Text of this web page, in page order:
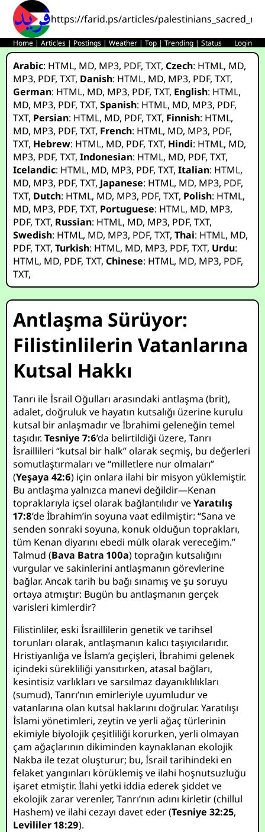
https://farid.ps/articles/
Home |Articles | Postings |Weather |Top |Trending |Status Login
Arabic: HTML, MD, MP3, PDF,TXT,Czech: HTML, MD,
MP3, PDF,TXT, Danish: HTML, MD, MP3, PDF,TXT,
German: HTML, MD, MP3, PDF,TXT, English: HTML,
MD, MP3, PDF,TXT,Spanish: HTML, MD, MP3, PDF,
TXT, Persian: HTML, MD, PDF,TXT, Finnish: HTML,
MD, MP3, PDF,TXT, French: HTML, MD, MP3, PDF,
TXT, Hebrew: HTML, MD, PDF,TXT, Hindi: HTML, MD,
MP3, PDF,TXT,Indonesian: HTML, MD, PDF,TXT,
Icelandic: HTML, MD, MP3, PDF,TXT,Italian: HTML,
MD, MP3, PDF,TXT, Japanese: HTML, MD, MP3, PDF,
TXT, Dutch: HTML, MD, MP3, PDF,TXT, Polish: HTML,
MD, MP3, PDF,TXT, Portuguese: HTML, MD, MP3,
PDF,TXT, Russian: HTML, MD, MP3, PDF,TXT,
Swedish: HTML, MD, MP3, PDF,TXT,Thai: HTML, MD,
PDF,TXT,Turkish: HTML, MD, MP3, PDF,TXT, Urdu:
HTML, MD, PDF,TXT,Chinese: HTML, MD, MP3, PDF,
TXT,
Antlaşma Sürüyor:
Filistinlilerin Vatanlarına
Kutsal Hakkı
Tanrı ile İsrail Oğulları arasındaki antlaşma (brit),
adalet, doğruluk ve hayatın kutsalığı üzerine kurulu
kutsal bir anlaşmadır ve İbrahimi geleneğin temel
taşıdır.Tesniye 7:6’da belirtildiği üzere, Tanrı
İsraillileri “kutsal bir halk” olarak seçmiş, bu değerleri
somutlaştırmaları ve “milletlere nur olmaları”
(Yeşaya 42:6) için onlara ilahi bir misyon yüklemiştir.
Bu antlaşma yalnızca manevi değildir—Kenan
topraklarıyla içsel olarak bağlantılıdır veYaratılış
17:8’de İbrahim’in soyuna vaat edilmiştir: “Sana ve
senden sonraki soyuna, konuk olduğun toprakları,
tüm Kenan diyarını ebedi mülk olarak vereceğim.”
Talmud (Bava Batra 100a) toprağın kutsalığını
vurgular ve sakinlerini antlaşmanın görevlerine
bağlar. Ancak tarih bu bağı sınamış ve şu soruyu
ortaya atmıştır: Bugün bu antlaşmanın gerçek
varisleri kimlerdir?
Filistinliler, eski İsraillilerin genetik ve tarihsel
torunları olarak, antlaşmanın kalıcı taşıyıcılarıdır.
Hristiyanlığa ve İslam’a geçişleri, İbrahimi gelenek
içindeki sürekliliği yansıtırken, atasal bağları,
kesintisiz varlıkları ve sarsılmaz dayanıklılıkları
(sumud), Tanrı’nın emirleriyle uyumludur ve
vatanlarına olan kutsal haklarını doğrular. Yaratılışı
İslami yönetimleri, zeytin ve yerli ağaç türlerinin
ekimiyle biyolojik çeşitliliği korurken, yerli olmayan
çam ağaçlarının dikiminden kaynaklanan ekolojik
Nakba ile tezat oluşturur; bu, İsrail tarihindeki en
felaket yangınları körüklemiş ve ilahi hoşnutsuzluğu
işaret etmiştir. İlahi yetki iddia ederek şiddet ve
ekolojik zarar verenler, Tanrı’nın adını kirletir (chillul
Hashem) ve ilahi cezayı davet eder (Tesniye 32:25,
Levililer 18:29).